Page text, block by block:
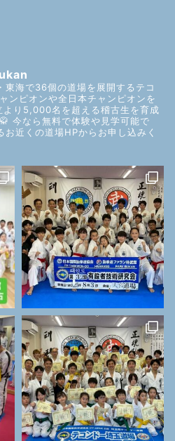
東海で36個の道場を展開するテコ
ンピオンや全日本チャンピオンを
より5,000名を超える稽古生を育成
今なら無料で体験や見学可能で
お近くの道場HPからお申し込みく